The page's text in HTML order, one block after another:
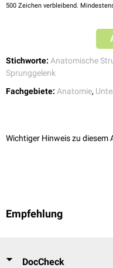
500 Zeichen verbleibend.
Stichworte: Anatomische
Sprunggelenk
Fachgebiete: Anatomie,
Wichtiger Hinweis zu diesem
Empfehlung
DocCheck